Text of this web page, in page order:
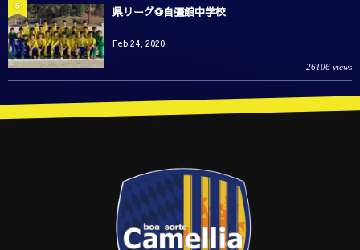
県リーグ⚽️自彊館中学校
Feb 24, 2020
26106 views
5